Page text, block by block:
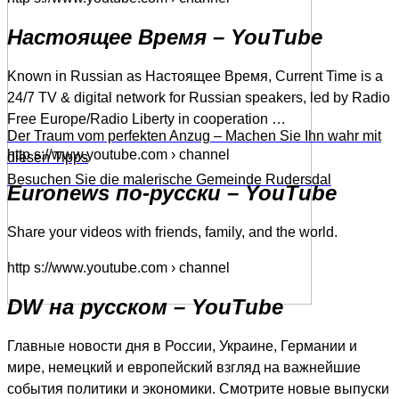
Der Traum vom perfekten Anzug – Machen Sie Ihn wahr mit
diesen Tipps
Besuchen Sie die malerische Gemeinde Rudersdal
Настоящее Время – YouTube
Known in Russian as Настоящее Время, Current Time is a
24/7 TV & digital network for Russian speakers, led by Radio
Free Europe/Radio Liberty in cooperation …
http s://www.youtube.com › channel
Euronews по-русски – YouTube
Share your videos with friends, family, and the world.
http s://www.youtube.com › channel
DW на русском – YouTube
Главные новости дня в России, Украине, Германии и
мире, немецкий и европейский взгляд на важнейшие
события политики и экономики. Смотрите новые выпуски